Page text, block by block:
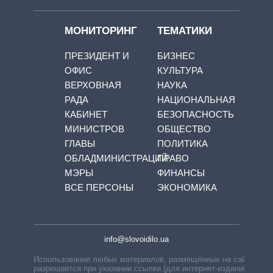
МОНИТОРИНГ
ПРЕЗИДЕНТ И
ОФИС
ВЕРХОВНАЯ
РАДА
КАБИНЕТ
МИНИСТРОВ
ГЛАВЫ
ОБЛАДМИНИСТРАЦИЙ
МЭРЫ
ВСЕ ПЕРСОНЫ
ТЕМАТИКИ
БИЗНЕС
КУЛЬТУРА
НАУКА
НАЦИОНАЛЬНАЯ
БЕЗОПАСНОСТЬ
ОБЩЕСТВО
ПОЛИТИКА
ПРАВО
ФИНАНСЫ
ЭКОНОМИКА
info@slovoidilo.ua
Использование любых материалов, размещённых на сайте,
разрешается при указании ссылки (для интернет-изданий —